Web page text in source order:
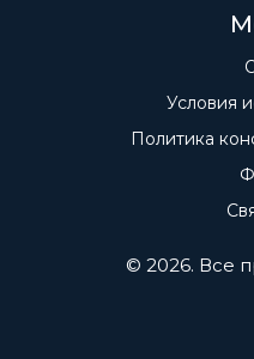
Условия
Политика
© 2026. Все